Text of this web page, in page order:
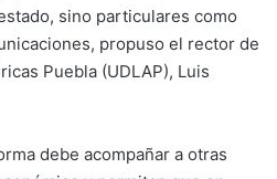
sino particulares como
propuso el rector de
Puebla (UDLAP), Luis
debe acompañar a otras